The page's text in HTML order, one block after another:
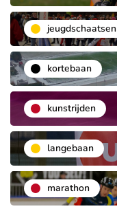
jeugdschaatsen
kortebaan
kunstrijden
langebaan
marathon